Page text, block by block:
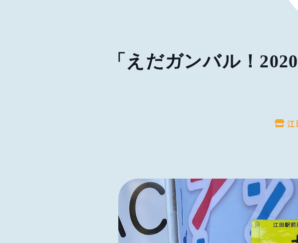
「えだガンバル！
江